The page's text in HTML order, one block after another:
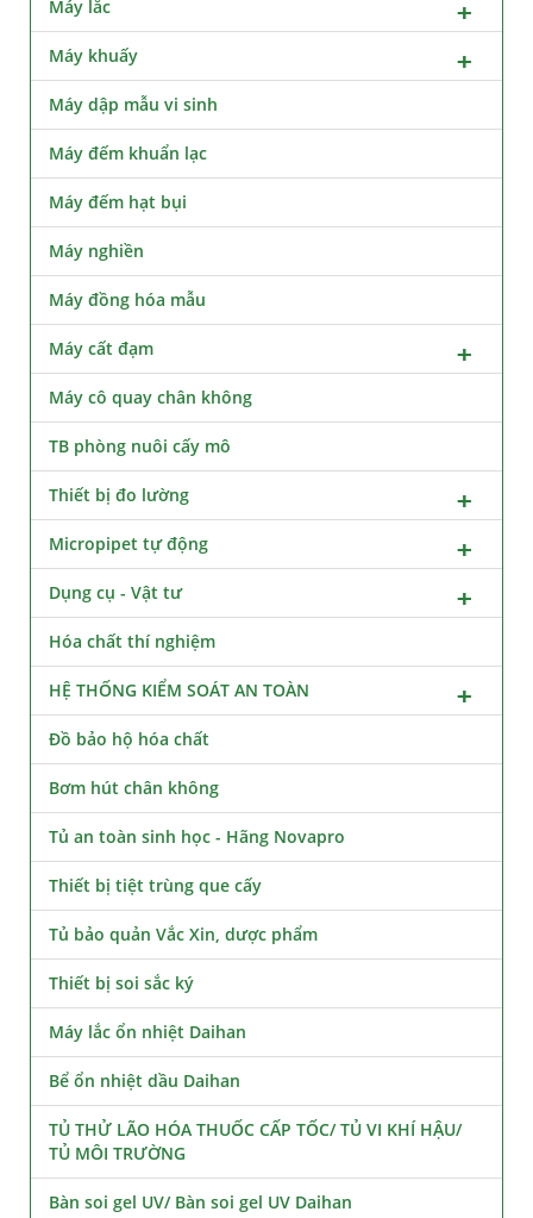
Máy lắc
Máy khuấy
Máy dập mẫu vi sinh
Máy đếm khuẩn lạc
Máy đếm hạt bụi
Máy nghiền
Máy đồng hóa mẫu
Máy cất đạm
Máy cô quay chân không
TB phòng nuôi cấy mô
Thiết bị đo lường
Micropipet tự động
Dụng cụ - Vật tư
Hóa chất thí nghiệm
HỆ THỐNG KIỂM SOÁT AN TOÀN
Đồ bảo hộ hóa chất
Bơm hút chân không
Tủ an toàn sinh học - Hãng Novapro
Thiết bị tiệt trùng que cấy
Tủ bảo quản Vắc Xin, dược phẩm
Thiết bị soi sắc ký
Máy lắc ổn nhiệt Daihan
Bể ổn nhiệt dầu Daihan
TỦ THỬ LÃO HÓA THUỐC CẤP TỐC/ TỦ VI KHÍ HẬU/
TỦ MÔI TRƯỜNG
Bàn soi gel UV/ Bàn soi gel UV Daihan